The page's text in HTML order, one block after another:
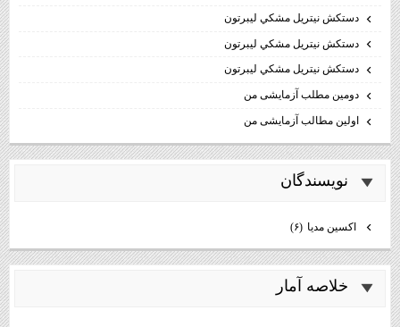
دستكش نيتريل مشكي ليبرتون
دستكش نيتريل مشكي ليبرتون
دستكش نيتريل مشكي ليبرتون
دومین مطلب آزمایشی من
اولین مطالب آزمایشی من
نويسندگان
اكسين مديا (۶)
خلاصه آمار